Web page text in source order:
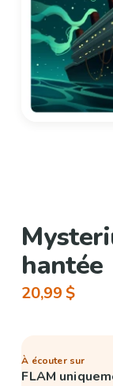
hantée
20,99 $
À écouter sur
FLAM